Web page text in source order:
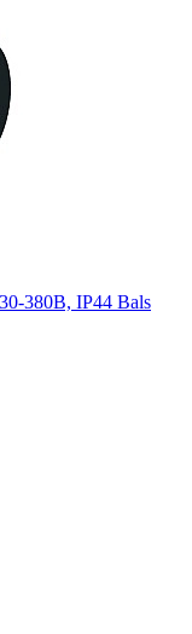
380В, IP44 Bals